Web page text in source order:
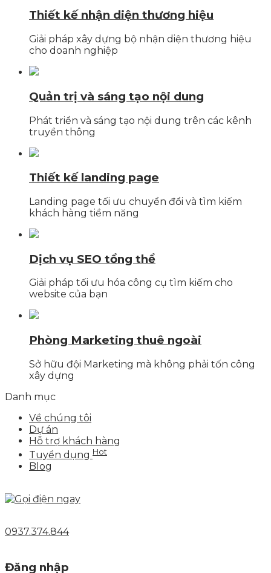
Thiết kế nhận diện thương hiệu
Giải pháp xây dựng bộ nhận diện thương hiệu
cho doanh nghiệp
Quản trị và sáng tạo nội dung
Phát triển và sáng tạo nội dung trên các kênh
truyền thông
Thiết kế landing page
Landing page tối ưu chuyển đổi và tìm kiếm
khách hàng tiềm năng
Dịch vụ SEO tổng thể
Giải pháp tối ưu hóa công cụ tìm kiếm cho
website của bạn
Phòng Marketing thuê ngoài
Sở hữu đội Marketing mà không phải tốn công
xây dựng
Danh mục
Về chúng tôi
Dự án
Hỗ trợ khách hàng
Tuyển dụng Hot
Blog
0937.374.844
Đăng nhập